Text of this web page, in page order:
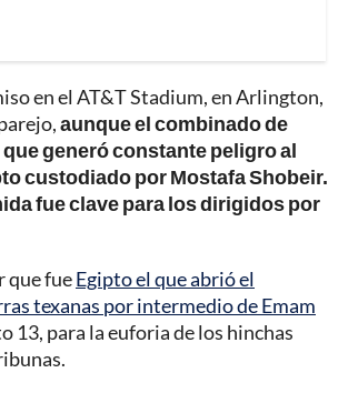
en el AT&T Stadium, en Arlington,
aunque el combinado de
generó constante peligro al
custodiado por Mostafa Shobeir.
fue clave para los dirigidos por
que fueEgipto el que abrió el
texanas por intermedio de Emam
13, para la euforia de los hinchas